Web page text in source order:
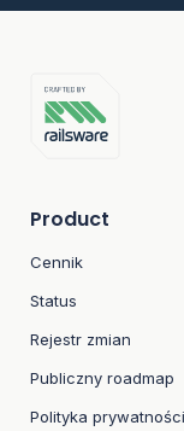
Product
Cennik
Status
Rejestr zmian
Publiczny roadmap
Polityka prywatności